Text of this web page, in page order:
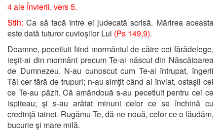
4 ale Învierii, vers 5.
Stih: Ca să facă între ei judecată scrisă. Mărirea aceasta
este dată tuturor cuvioşilor Lui (Ps 149,9).
Doamne, pecetluit fiind mormântul de către cei fărădelege,
ieşit-ai din mormânt precum Te-ai născut din Născătoarea
de Dumnezeu. N-au cunoscut cum Te-ai întrupat, îngerii
Tăi cer fără de trupuri; n-au simţit când ai înviat, ostaşii cei
ce Te-au păzit. Că amândouă s-au pecetluit pentru cei ce
ispiteau; şi s-au arătat minuni celor ce se închină cu
credinţă tainei. Rugămu-Te, dă-ne nouă, celor ce o lăudăm,
bucurie şi mare milă.